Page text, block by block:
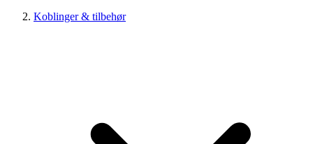
Koblinger & tilbehør